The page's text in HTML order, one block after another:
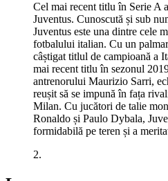
Cel mai recent titlu în Serie A
Juventus. Cunoscută și sub
Juventus este una dintre cele
fotbalului italian. Cu un
câștigat titlul de campioană a
mai recent titlu în sezonul
antrenorului Maurizio Sarri,
reușit să se impună în fața
Milan. Cu jucători de talie
Ronaldo și Paulo Dybala,
formidabilă pe teren și a
2.